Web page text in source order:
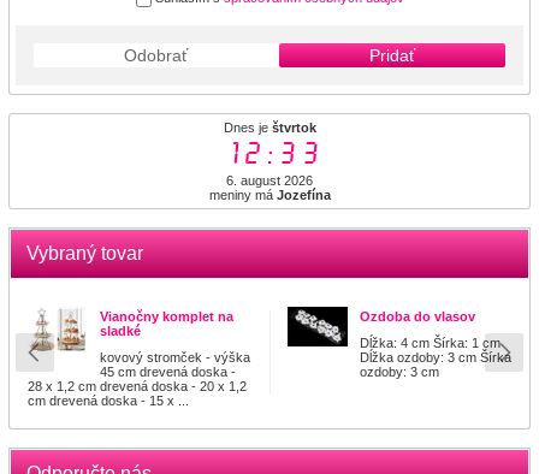
Odobrať Pridať
Dnes je štvrtok
12:33
6. august 2026
meniny má Jozefína
Vybraný tovar
Vianočny komplet na
sladké
kovový stromček - výška
45 cm drevená doska -
28 x 1,2 cm drevená doska - 20 x 1,2
cm drevená doska - 15 x ...
Ozdoba do vlasov
Dĺžka: 4 cm Šírka: 1 cm
Dĺžka ozdoby: 3 cm Šírka
ozdoby: 3 cm